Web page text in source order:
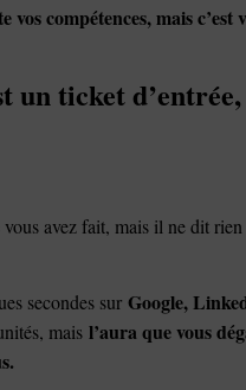
vos compétences, mais
un ticket
avez fait, mais il ne dit
secondes sur Google,
mais l’aura que vous